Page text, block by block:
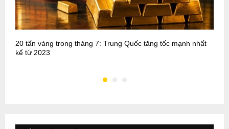
20 tấn vàng trong tháng 7: Trung Quốc tăng tốc mạnh nhất
kể từ 2023